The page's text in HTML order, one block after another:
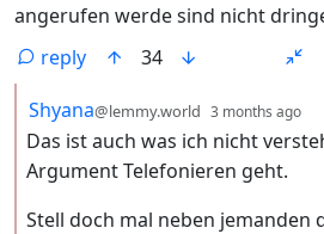
angerufen werde sind nicht
reply
34
by
Shyana@lemmy.world 3 months ago
Das ist auch was ich nicht
Argument Telefonieren geht.
Stell doch mal neben jemanden